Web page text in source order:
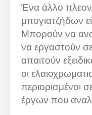
Ένα άλλο
μπογιατζήδων
Μπορούν να
να εργαστούν
απαιτούν
οι
περιορισμένοι
έργων που